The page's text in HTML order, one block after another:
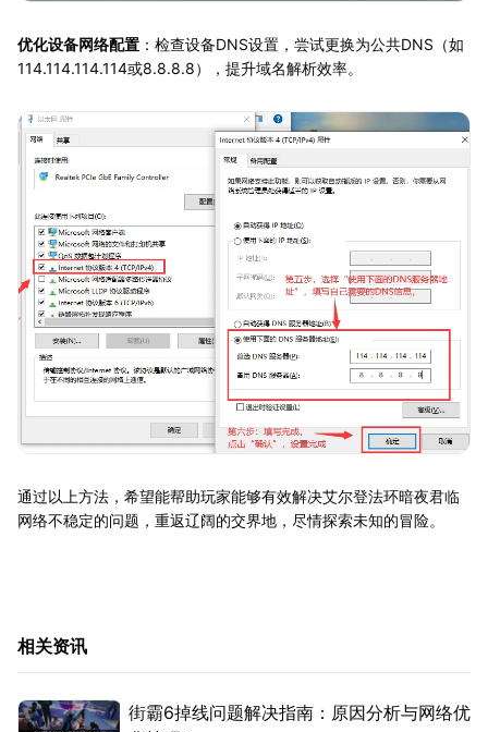
优化设备网络配置 ：检查设备DNS设置，尝试更换为公共DNS（如
114.114.114.114或8.8.8.8），提升域名解析效率。
通过以上方法，希望能帮助玩家能够有效解决艾尔登法环暗夜君临
网络不稳定的问题，重返辽阔的交界地，尽情探索未知的冒险。
相关资讯
街霸6掉线问题解决指南：原因分析与网络优